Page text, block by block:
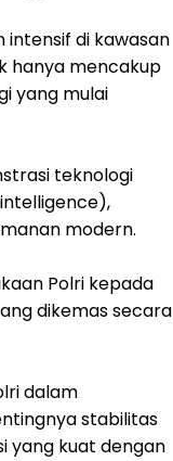
intensif di kawasan
hanya mencakup
yang mulai
teknologi
modern.
Polri kepada
dikemas secara
dalam
stabilitas
yang kuat dengan